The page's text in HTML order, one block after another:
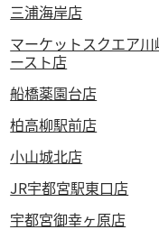
三浦海岸店
マーケットスクエア川
ースト店
船橋薬園台店
柏高柳駅前店
小山城北店
JR宇都宮駅東口店
宇都宮御幸ヶ原店